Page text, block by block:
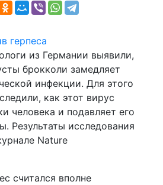
герпеса
из Германии выявили,
брокколи замедляет
инфекции. Для этого
как этот вирус
человека и подавляет его
Результаты исследования
Nature
считался вполне